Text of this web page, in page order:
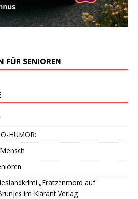
FÜR SENIOREN
HUMOR:
„Fratzenmord auf
im Klarant Verlag